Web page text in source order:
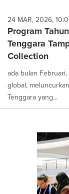
24 MAR, 2026,
Program
Tenggara
Collection
ada bulan
global,
Tenggara yang...